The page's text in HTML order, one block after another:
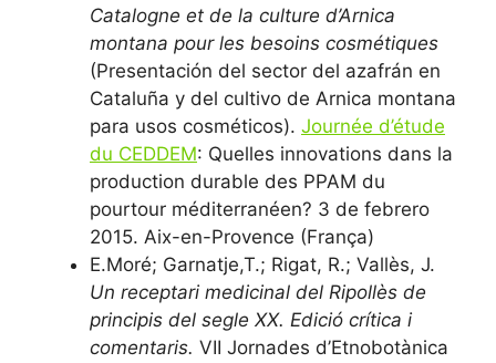
Catalogne et de la culture d’Arnica
montana pour les besoins cosmétiques
(Presentación del sector del azafrán en
Cataluña y del cultivo de Arnica montana
para usos cosméticos). Journée d’étude
du CEDDEM: Quelles innovations dans la
production durable des PPAM du
pourtour méditerranéen? 3 de febrero
2015. Aix-en-Provence (França)
E.Moré; Garnatje,T.; Rigat, R.; Vallès, J.
Un receptari medicinal del Ripollès de
principis del segle XX. Edició crítica i
comentaris. VII Jornades d’Etnobotànica